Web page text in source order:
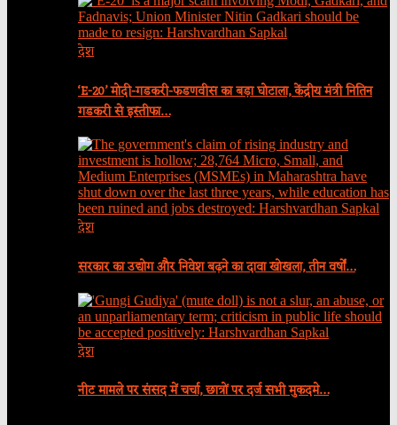
देश
‘E-20’ मोदी-गडकरी-फडणवीस का बड़ा घोटाला, केंद्रीय मंत्री नितिन
गडकरी से इस्तीफा…
देश
सरकार का उद्योग और निवेश बढ़ने का दावा खोखला, तीन वर्षों…
देश
नीट मामले पर संसद में चर्चा, छात्रों पर दर्ज सभी मुकदमे…